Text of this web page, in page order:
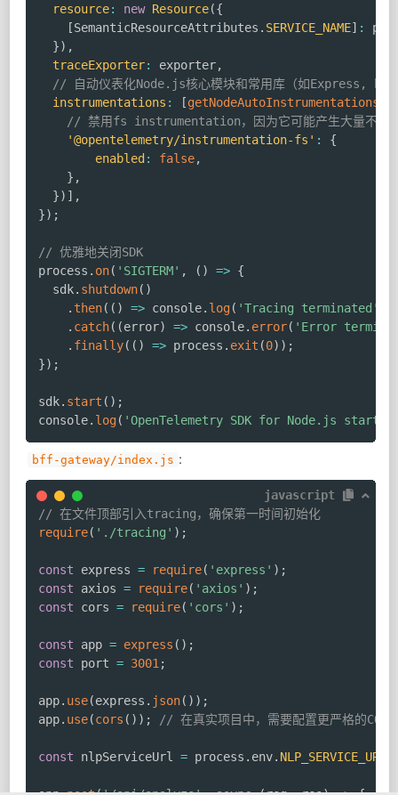
resource: new Resource({
[SemanticResourceAttributes . SERVICE_NAME] :
}) ,
traceExporter: exporter,
// 自动仪表化Node.js核心模块和常用库（如Express,
instrumentations : [getNodeAutoInstrumentations
// 禁用fs instrumentation，因为它可能产生大量不必
'@opentelemetry/instrumentation-fs' :
{
enabled : false,
} ,
}) ] ,
}) ;
// 优雅地关闭SDK
process . on( 'SIGTERM' , ( ) => {
  sdk
. shutdown( )
. then( ( ) => console. log( 'Tracing terminated'
. catch( (error) => console. error( 'Error
. finally( ( ) => process . exit (0) ) ;
}) ;
sdk. start ( ) ;
console. log( 'OpenTelemetry SDK for Node.js
bff-gateway/index.js :
javascript
// 在文件顶部引入tracing，确保第一时间初始化
require( './tracing' ) ;
const express = require( 'express' ) ;
const axios = require( 'axios' ) ;
const cors = require( 'cors' ) ;
const app = express ( ) ;
const port = 3001 ;
app. use(express . json( ) ) ;
app. use(cors ( ) ) ; // 在真实项目中，需要配置更严格的CORS
const nlpServiceUrl = process . env. NLP_SERVICE_URL